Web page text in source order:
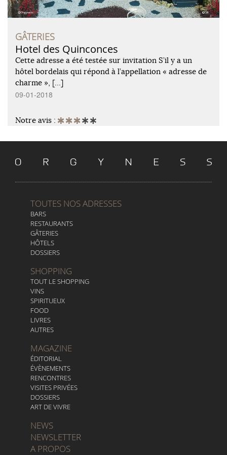
GÂTERIES
Hotel des Quinconces
Cette adresse a été testée sur invitation S’il y a un
hôtel bordelais qui répond à l’appellation « adresse de
charme », […]
09-01-2018
Notre avis :
TOUTES NOS ADRESSES
BARS
RESTAURANTS
GÂTERIES
HÔTELS
DOSSIERS
SHOPPING
TOUT LE SHOPPING
VINS
SPIRITUEUX
FOOD
LIVRES
AUTRES
MAGAZINE
ÉDITORIAL
ÉVÈNEMENTS
RENCONTRES
VISITES PRIVÉES
DOSSIERS
ART DE VIVRE
NEWS
NEWSLETTER
A PROPOS